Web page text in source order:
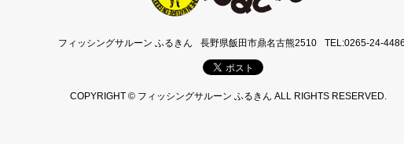
フィッシングサルーン ふるきん 長野県飯田市鼎名古熊2510 TEL:0265-24-
COPYRIGHT © フィッシングサルーン ふるきん ALL RIGHTS RESERVED.